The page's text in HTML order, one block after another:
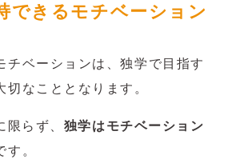
できるモチベーション
チベーションは、独学で目指す
切なこととなります。
らず、 独学はモチベーション
す。